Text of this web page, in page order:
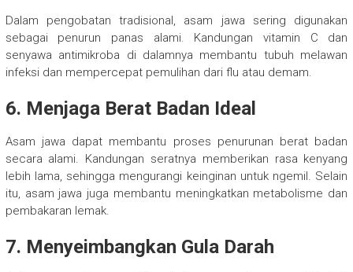
Dalam pengobatan tradisional, asam jawa sering digunakan
sebagai penurun panas alami. Kandungan vitamin C dan
senyawa antimikroba di dalamnya membantu tubuh melawan
infeksi dan mempercepat pemulihan dari flu atau demam.
6. Menjaga Berat Badan Ideal
Asam jawa dapat membantu proses penurunan berat badan
secara alami. Kandungan seratnya memberikan rasa kenyang
lebih lama, sehingga mengurangi keinginan untuk ngemil. Selain
itu, asam jawa juga membantu meningkatkan metabolisme dan
pembakaran lemak.
7. Menyeimbangkan Gula Darah